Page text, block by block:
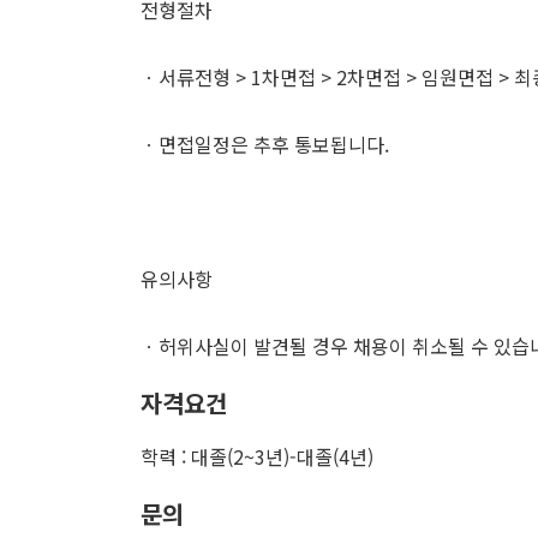
전형절차
ㆍ서류전형 > 1차면접 > 2차면접 > 임원면접 > 최
ㆍ면접일정은 추후 통보됩니다.
유의사항
ㆍ허위사실이 발견될 경우 채용이 취소될 수 있습
자격요건
학력 : 대졸(2~3년)-대졸(4년)
문의